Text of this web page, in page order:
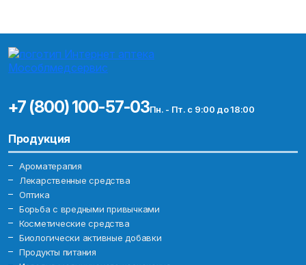
+7 (800) 100-57-03Пн. - Пт. с 9:00 до 18:00
Продукция
Ароматерапия
Лекарственные средства
Оптика
Борьба с вредными привычками
Косметические средства
Биологически активные добавки
Продукты питания